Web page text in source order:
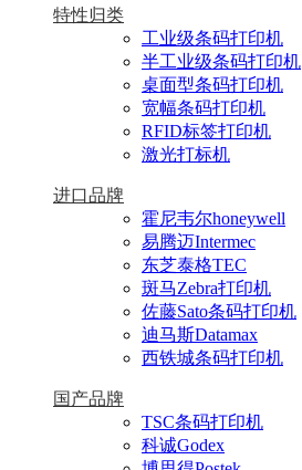
特性归类
工业级条码打印机
半工业级条码打印机
桌面型条码打印机
宽幅条码打印机
RFID标签打印机
激光打标机
进口品牌
霍尼韦尔honeywell
易腾迈Intermec
东芝泰格TEC
斑马Zebra打印机
佐藤Sato条码打印机
迪马斯Datamax
西铁城条码打印机
国产品牌
TSC条码打印机
科诚Godex